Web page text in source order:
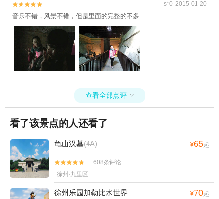

 s*0 2015-01-20
音乐不错，风景不错，但是里面的完整的不多
查看全部点评 
看了该景点的人还看了
龟山汉墓(4A) ¥65起


608条评论
徐州·九里区
徐州乐园加勒比水世界 ¥70起